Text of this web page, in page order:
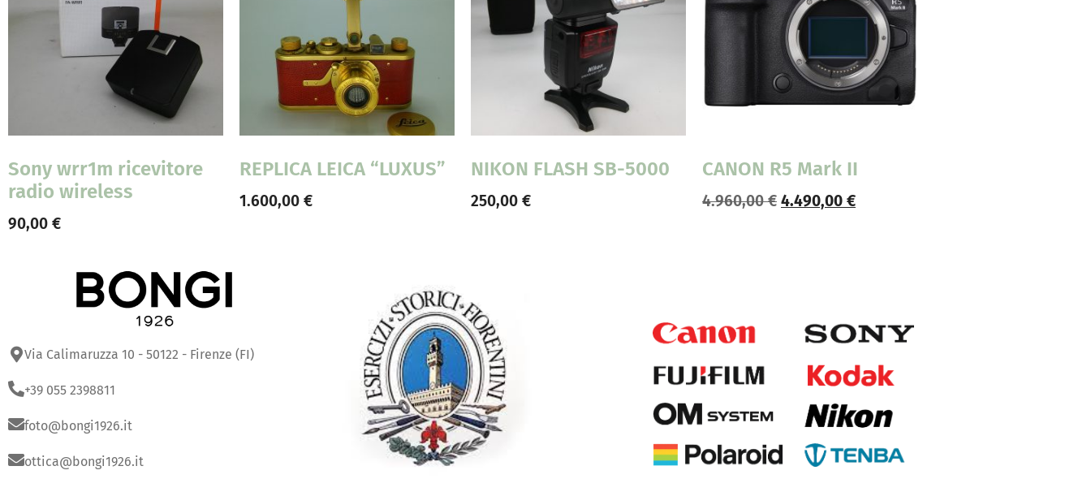
Sony wrr1m ricevitore
radio wireless
90,00 €
REPLICA LEICA “LUXUS”
1.600,00 €
NIKON FLASH SB-5000
250,00 €
CANON R5 Mark II
4.960,00€ 4.490,00 €
Via Calimaruzza 10 - 50122 - Firenze (FI)
+39 055 2398811
foto@bongi1926.it
ottica@bongi1926.it